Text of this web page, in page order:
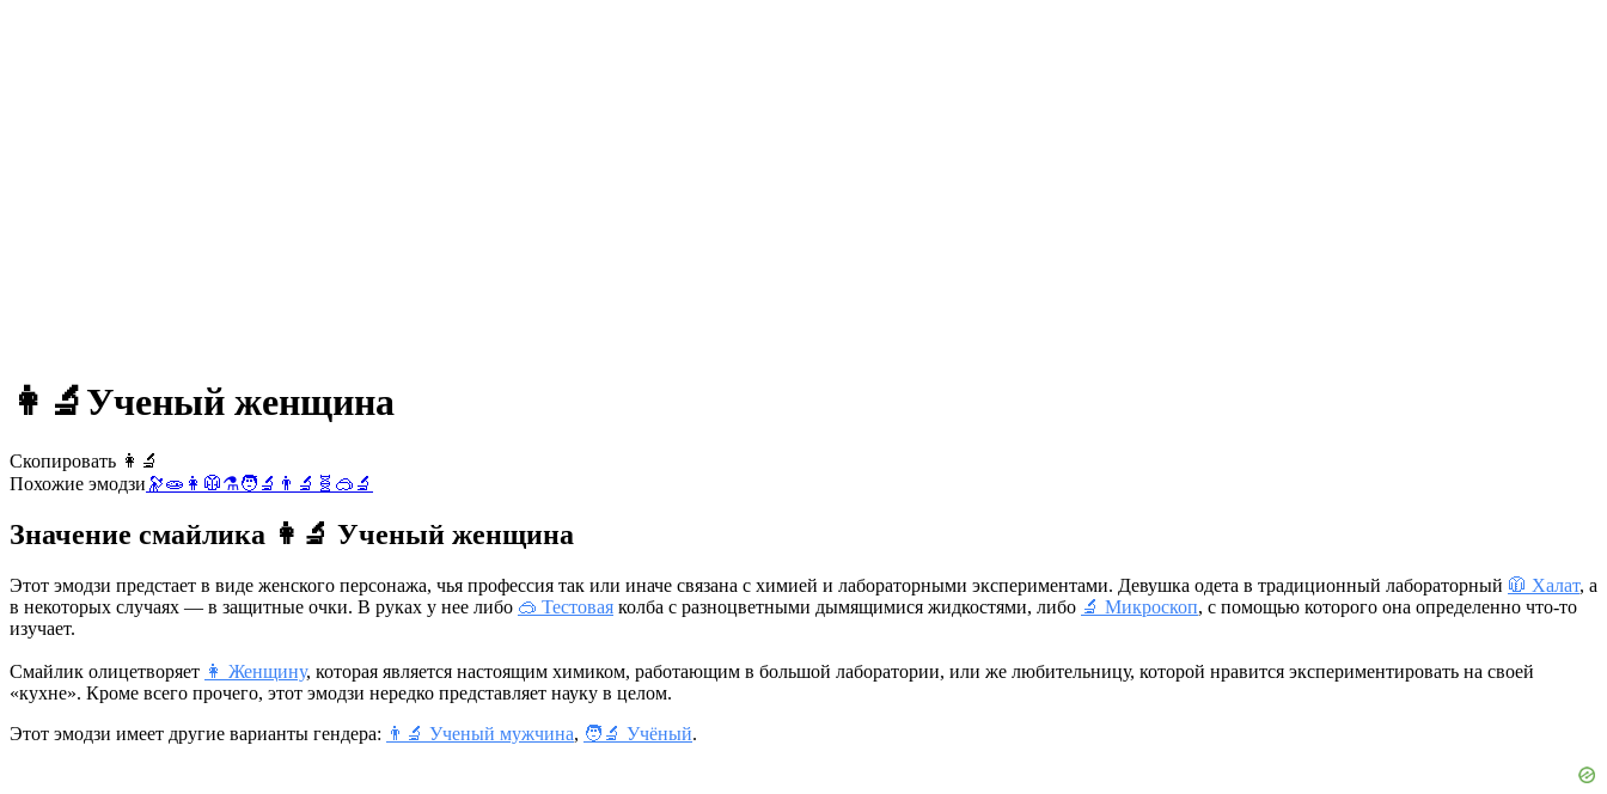
👩‍🔬Ученый женщина
Скопировать 👩‍🔬
Похожие эмодзи 🔭🧫 👩 🥼⚗️🧑‍🔬 👨‍🔬 🧬 🥽 🔬
Значение смайлика 👩‍🔬 Ученый женщина
Этот эмодзи предстает в виде женского персонажа, чья профессия так или иначе связана с химией и лабораторными экспериментами. Девушка одета в традиционный лабораторный 🧥 Халат, а
в некоторых случаях — в защитные очки. В руках у нее либо 🥽 Тестовая колба с разноцветными дымящимися жидкостями, либо 🔬 Микроскоп, с помощью которого она определенно что-то
изучает.
Смайлик олицетворяет 👩 Женщину, которая является настоящим химиком, работающим в большой лаборатории, или же любительницу, которой нравится экспериментировать на своей
«кухне». Кроме всего прочего, этот эмодзи нередко представляет науку в целом.
Этот эмодзи имеет другие варианты гендера: 👨‍🔬 Ученый мужчина, 🧑‍🔬 Учёный.